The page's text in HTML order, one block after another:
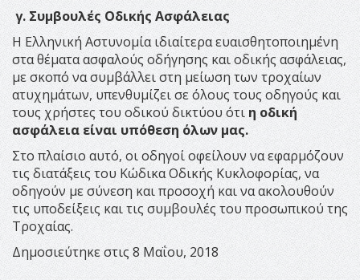
γ. Συμβουλές Οδικής Ασφάλειας
Η Ελληνική Αστυνομία ιδιαίτερα ευαισθητοποιημένη
στα θέματα ασφαλούς οδήγησης και οδικής ασφάλειας,
με σκοπό να συμβάλλει στη μείωση των τροχαίων
ατυχημάτων, υπενθυμίζει σε όλους τους οδηγούς και
τους χρήστες του οδικού δικτύου ότιη οδική
ασφάλεια είναι υπόθεση όλων μας.
Στο πλαίσιο αυτό, οι οδηγοί οφείλουν να εφαρμόζουν
τις διατάξεις του Κώδικα Οδικής Κυκλοφορίας, να
οδηγούν με σύνεση και προσοχή και να ακολουθούν
τις υποδείξεις και τις συμβουλές του προσωπικού της
Τροχαίας.
Δημοσιεύτηκε στις 8 Μαΐου, 2018